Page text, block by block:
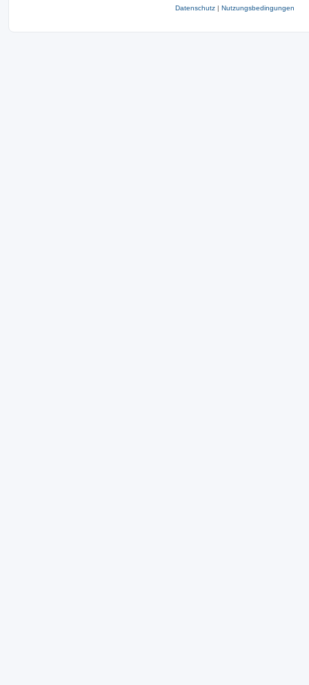
Datenschutz | Nutzungsbedingungen